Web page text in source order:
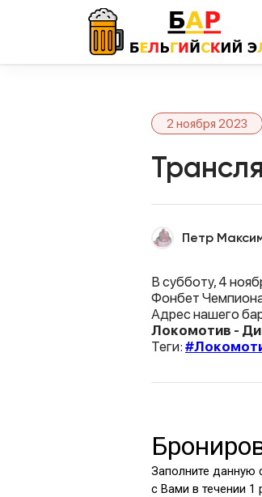
2 ноября 2023
Петр
В субботу, 4
Фонбет
Адрес нашего
Локомотив -
Теги: